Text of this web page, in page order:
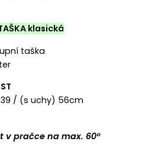
klasická
taška
39 / (s uchy) 56cm
v pračce na max. 60°